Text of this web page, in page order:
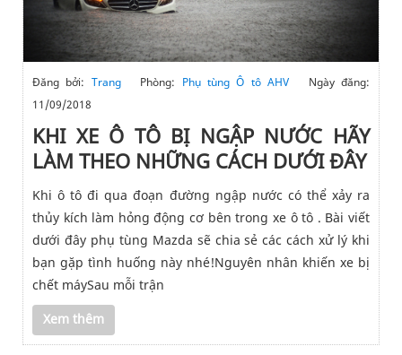
Đăng bởi: TrangPhòng: Phụ tùng Ô tô AHVNgày đăng:
11/09/2018
KHI XE Ô TÔ BỊ NGẬP NƯỚC HÃY
LÀM THEO NHỮNG CÁCH DƯỚI ĐÂY
Khi ô tô đi qua đoạn đường ngập nước có thể xảy ra
thủy kích làm hỏng động cơ bên trong xe ô tô . Bài viết
dưới đây phụ tùng Mazda sẽ chia sẻ các cách xử lý khi
bạn gặp tình huống này nhé!Nguyên nhân khiến xe bị
chết máySau mỗi trận
Xem thêm